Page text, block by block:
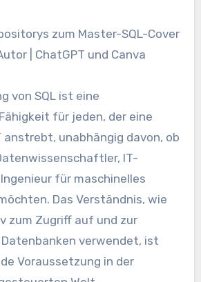
| ChatGPT und Canva
von SQL ist eine
für jeden, der eine
anstrebt, unabhängig davon, ob
IT-
für maschinelles
Das Verständnis, wie
zum Zugriff auf und zur
verwendet, ist
Voraussetzung in der